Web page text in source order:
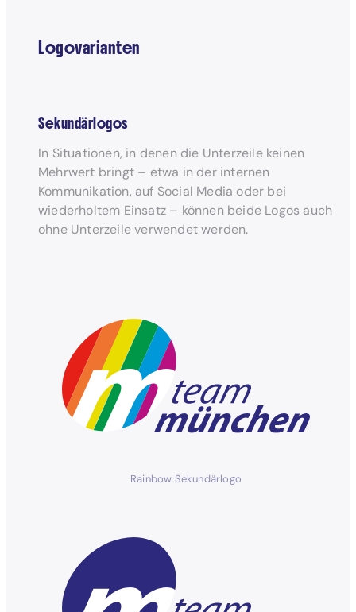
Logovarianten
Sekundärlogos
In Situationen, in denen die Unterzeile keinen
Mehrwert bringt – etwa in der internen
Kommunikation, auf Social Media oder bei
wiederholtem Einsatz – können beide Logos auch
ohne Unterzeile verwendet werden.
Rainbow Sekundärlogo